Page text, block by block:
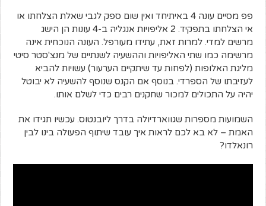
פפ מסיים עונה 4 באיתיחד ואין שום ספק לגבי שאלת הצלחתו או
אי הצלחתו בתפקיד. 2 אליפויות אנגליה ב-4 עונות הן הישג
מרשים למדי. למרות זאת, עתידו מעורפל. העונה הנוכחית אינה
מרשימה כמו שתי האליפויות וההשעיה לשנתיים של מנצ'סטר סיטי
מליגת האלופות (לפחות עד שיתקיים הערעור) עשויות להביא
לעזיבתו של הספרדי. בנוסף אם הקנס שנוסף להשעיה לא יבוטל
יהיה על התכולים למכור שחקנים רבים כדי לשלם אותו.
השמועות מספרות שגווארדיולה בדרך ליובנטוס. עכשיו תגידו את
האמת – לא בא לכם לראות איך עובד שיתוף הפעולה בינו לבין
רונאלדו?